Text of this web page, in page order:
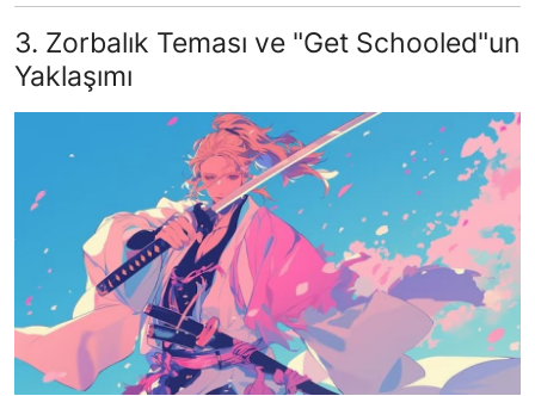
3. Zorbalık Teması ve "Get Schooled"un
Yaklaşımı